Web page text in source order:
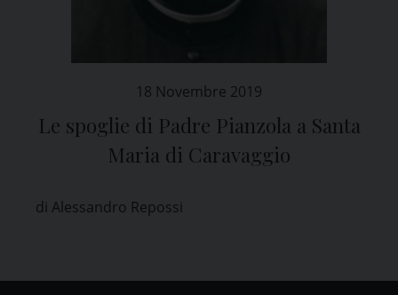
18 Novembre 2019
Le spoglie di Padre Pianzola a Santa
Maria di Caravaggio
di Alessandro Repossi